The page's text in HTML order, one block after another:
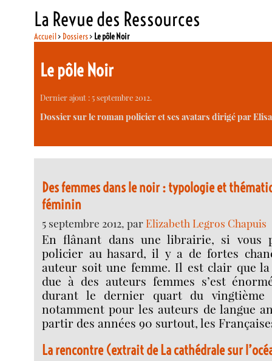
La Revue des Ressources
Accueil> Dossiers> Le pôle Noir
Le pôle Noir
Dernier ajout : 5 septembre 2012.
Dossier sur le roman policier et ses avatars dirigé par
Des femmes dans le noir : typologie et
féminin
5 septembre 2012, parElizabeth Legros Chapuis
En flânant dans une librairie, si vous
policier au hasard, il y a de fortes
auteur soit une femme. Il est clair que
due à des auteurs femmes s’est
durant le dernier quart du vingtième
notamment pour les auteurs de langue
partir des années 90 surtout, les
La rencontre (extrait de La cathédrale sur